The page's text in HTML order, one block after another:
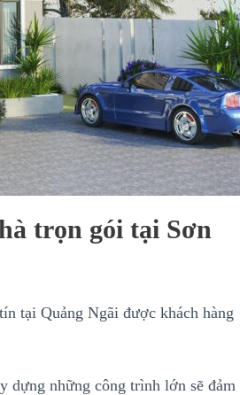
trọn gói tại Sơn
tại Quảng Ngãi được khách hàng
dựng những công trình lớn sẽ đảm